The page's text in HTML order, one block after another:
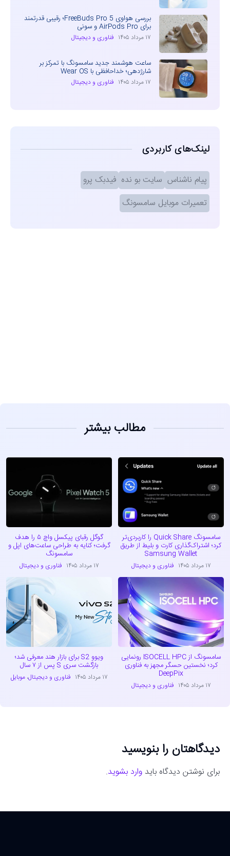
بررسی هواوی FreeBuds Pro 5؛ رقیبی قدرتمند
برای AirPods Pro و سونی
۱۷ مرداد ۱۴۰۵ فناوری و دیجیتال
ساعت هوشمند جدید سامسونگ با تمرکز بر
شارژدهی؛ خداحافظی با Wear OS
۱۷ مرداد ۱۴۰۵ فناوری و دیجیتال
لینک‌های کاربردی
پیام ناشناس سایت بو نده فیدبک پرو
تعمیرات موبایل سامسونگ
مطالب بیشتر
سامسونگ Quick Share را کاربردی‌تر
کرد؛ اشتراک‌گذاری کارت و بلیط از طریق
Samsung Wallet
۱۷ مرداد ۱۴۰۵ فناوری و دیجیتال
گوگل رقبای پیکسل واچ ۵ را هدف
گرفت؛ کنایه به طراحی ساعت‌های اپل و
سامسونگ
۱۷ مرداد ۱۴۰۵ فناوری و دیجیتال
سامسونگ از ISOCELL HPC رونمایی
کرد؛ نخستین حسگر مجهز به فناوری
DeepPix
۱۷ مرداد ۱۴۰۵ فناوری و دیجیتال
ویوو S2 برای بازار هند معرفی شد؛
بازگشت سری S پس از ۷ سال
۱۷ مرداد ۱۴۰۵ فناوری و دیجیتال،موبایل
دیدگاهتان را بنویسید
برای نوشتن دیدگاه باید وارد بشوید.